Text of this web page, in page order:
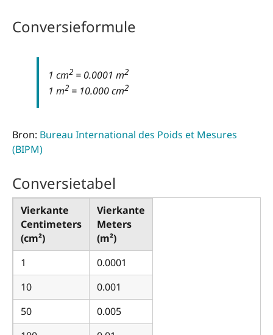
Conversieformule
1 cm2 = 0.0001 m2
1 m2 = 10.000 cm2
Bron: Bureau International des Poids et Mesures
(BIPM)
Conversietabel
Vierkante
Centimeters
(cm²)
Vierkante
Meters
(m²)
1
0.0001
10
0.001
50
0.005